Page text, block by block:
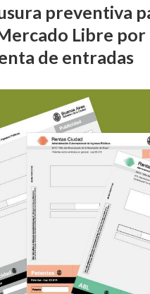
preventiva
Libre por
de entradas